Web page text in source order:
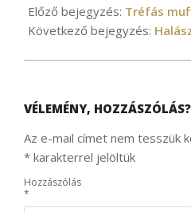
04-
14
Előző bejegyzés: Tréfás
Következő bejegyzés:
VÉLEMÉNY, HOZZÁSZÓLÁS?
Az e-mail címet nem tesszük
* karakterrel jelöltük
Hozzászólás
*